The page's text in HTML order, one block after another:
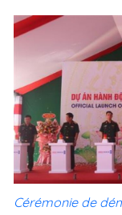
Cérémonie de